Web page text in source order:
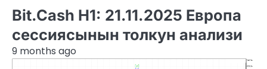
Bit.Cash H1: 21.11.2025 Европа
сессиясынын толкун анализи
9 months ago